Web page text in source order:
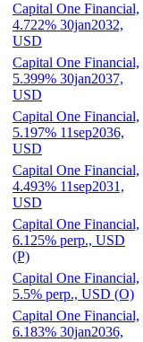
Capital One Financial,
4.722% 30jan2032,
USD
Capital One Financial,
5.399% 30jan2037,
USD
Capital One Financial,
5.197% 11sep2036,
USD
Capital One Financial,
4.493% 11sep2031,
USD
Capital One Financial,
6.125% perp., USD
(P)
Capital One Financial,
5.5% perp., USD (O)
Capital One Financial,
6.183% 30jan2036,